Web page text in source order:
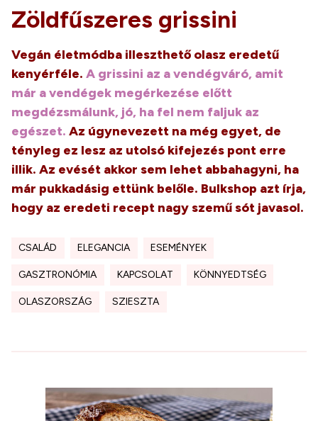
Zöldfűszeres grissini
Vegán életmódba illeszthető olasz eredetű
kenyérféle. A grissini az a vendégváró, amit
már a vendégek megérkezése előtt
megdézsmálunk, jó, ha fel nem faljuk az
egészet. Az úgynevezett na még egyet, de
tényleg ez lesz az utolsó kifejezés pont erre
illik. Az evését akkor sem lehet abbahagyni, ha
már pukkadásig ettünk belőle. Bulkshop azt írja,
hogy az eredeti recept nagy szemű sót javasol.
CSALÁD ELEGANCIA ESEMÉNYEK
GASZTRONÓMIA KAPCSOLAT KÖNNYEDTSÉG
OLASZORSZÁG SZIESZTA